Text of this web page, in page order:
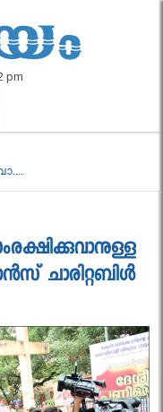
pm
ചാരിറ്റബിൾ